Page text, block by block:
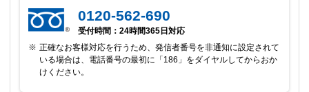
0120-562-690
受付時間：24時間365日対応
※ 正確なお客様対応を行うため、発信者番号を非通知に設定されて
いる場合は、電話番号の最初に「186」をダイヤルしてからおか
けください。